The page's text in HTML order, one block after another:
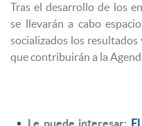
Tras el desarrollo de los
se llevarán a cabo
socializados los
que contribuirán a la
Le puede interesar: